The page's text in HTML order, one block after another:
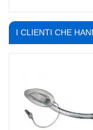
I CLIENTI CHE